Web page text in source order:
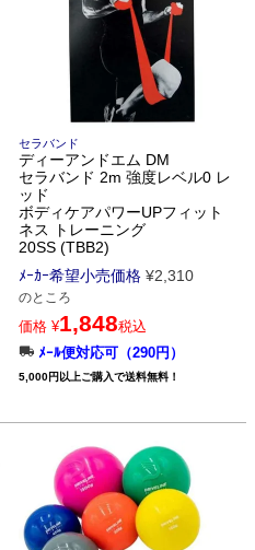
セラバンド
ディーアンドエム DM
セラバンド 2m 強度レベル0 レ
ッド
ボディケアパワーUPフィット
ネス トレーニング
20SS (TBB2)
ﾒｰｶｰ希望小売価格 ¥2,310
のところ
価格 ¥1,848税込
ﾒｰﾙ便対応可（290円）
5,000円以上ご購入で送料無料！